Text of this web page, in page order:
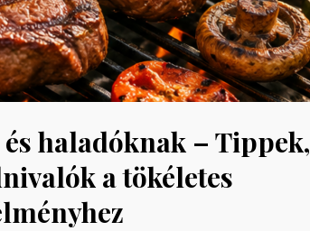
haladóknak – Tippek,
a tökéletes